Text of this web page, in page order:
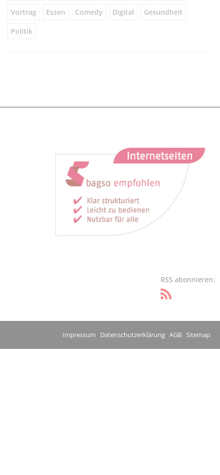
Vortrag Essen Comedy Digital Gesundheit
Politik
RSS abonnieren:
Impressum Datenschutzerklärung AGB Sitemap